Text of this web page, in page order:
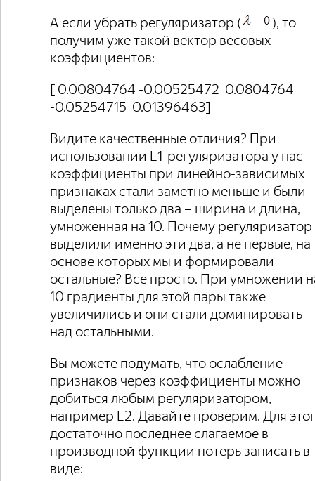
А если убрать регуляризатор (
), то
получим уже такой вектор весовых
коэффициентов:
[ 0.00804764 -0.00525472 0.0804764
-0.05254715 0.01396463]
Видите качественные отличия? При
использовании L1-регуляризатора у нас
коэффициенты при линейно-зависимых
признаках стали заметно меньше и были
выделены только два – ширина и длина,
умноженная на 10. Почему регуляризатор
выделили именно эти два, а не первые, на
основе которых мы и формировали
остальные? Все просто. При умножении
10 градиенты для этой пары также
увеличились и они стали доминировать
над остальными.
Вы можете подумать, что ослабление
признаков через коэффициенты можно
добиться любым регуляризатором,
например L2. Давайте проверим. Для
достаточно последнее слагаемое в
производной функции потерь записать в
виде: